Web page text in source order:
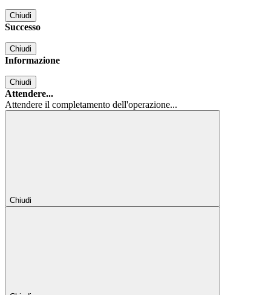
Chiudi
Successo
Chiudi
Informazione
Chiudi
Attendere...
Attendere il completamento dell'operazione...
Chiudi